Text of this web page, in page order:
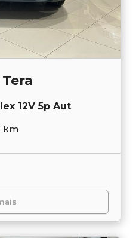
Tera
12V 5p Aut
km